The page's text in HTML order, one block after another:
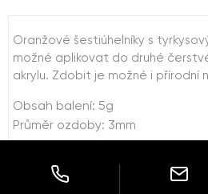
Oranžové šestiúhelníky s
možné aplikovat do druhé
akrylu. Zdobit je možné i přírodní
Obsah balení: 5g
Průměr ozdoby: 3mm